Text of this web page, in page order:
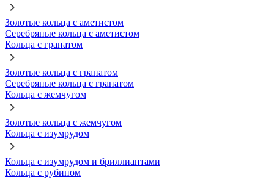
Золотые кольца с аметистом
Серебряные кольца с аметистом
Кольца с гранатом
Золотые кольца с гранатом
Серебряные кольца с гранатом
Кольца с жемчугом
Золотые кольца с жемчугом
Кольца с изумрудом
Кольца с изумрудом и бриллиантами
Кольца с рубином